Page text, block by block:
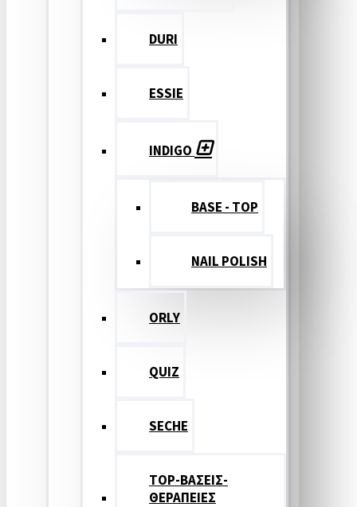
DURI
ESSIE
INDIGO
BASE - TOP
NAIL POLISH
ORLY
QUIZ
SECHE
TOP-ΒΑΣΕΙΣ-
ΘΕΡΑΠΕΙΕΣ